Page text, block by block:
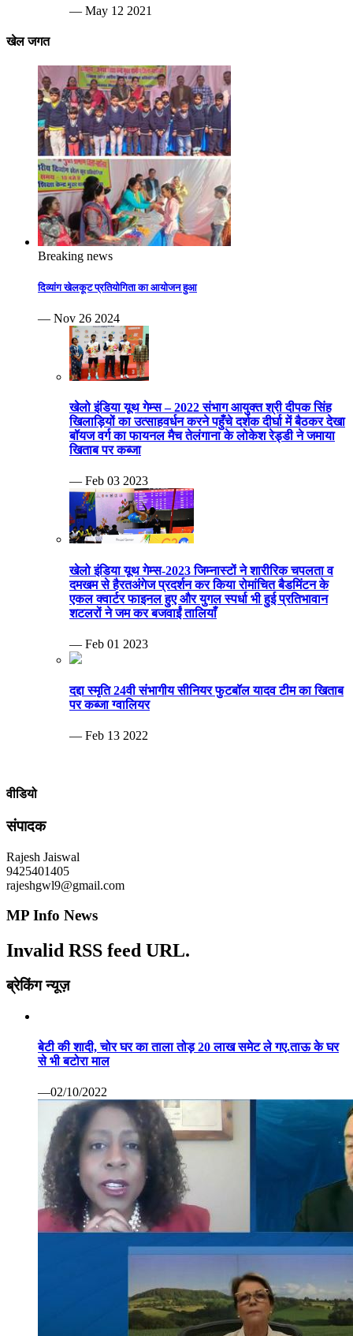
— May 12 2021
खेल जगत
Breaking news
दिव्यांग खेलकूट प्रतियोगिता का आयोजन हुआ
— Nov 26 2024
खेलो इंडिया यूथ गेम्स – 2022 संभाग आयुक्त श्री दीपक सिंह
खिलाड़ियों का उत्साहवर्धन करने पहुँचे दर्शक दीर्घा में बैठकर देखा
बॉयज वर्ग का फायनल मैच तेलंगाना के लोकेश रेड्डी ने जमाया
खिताब पर कब्जा
— Feb 03 2023
खेलो इंडिया यूथ गेम्स-2023 जिम्नास्टों ने शारीरिक चपलता व
दमखम से हैरतअंगेज प्रदर्शन कर किया रोमांचित बैडमिंटन के
एकल क्वार्टर फाइनल हुए और युगल स्पर्धा भी हुई प्रतिभावान
शटलरों ने जम कर बजवाईं तालियाँ
— Feb 01 2023
दद्दा स्मृति 24वी संभागीय सीनियर फुटबॉल यादव टीम का खिताब
पर कब्जा ग्वालियर
— Feb 13 2022
वीडियो
संपादक
Rajesh Jaiswal
9425401405
rajeshgwl9@gmail.com
MP Info News
Invalid RSS feed URL.
ब्रेकिंग न्यूज़
बेटी की शादी, चोर घर का ताला तोड़ 20 लाख समेट ले गए.ताऊ के घर
से भी बटोरा माल
—02/10/2022